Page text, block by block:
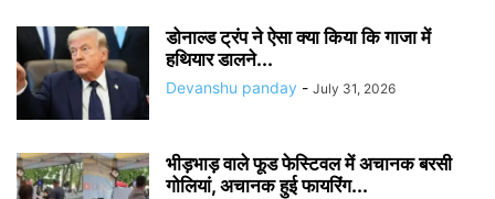
डोनाल्ड ट्रंप ने ऐसा क्या किया कि गाजा में
हथियार डालने...
Devanshu panday - July 31, 2026
भीड़भाड़ वाले फूड फेस्टिवल में अचानक बरसी
गोलियां, अचानक हुई फायरिंग...